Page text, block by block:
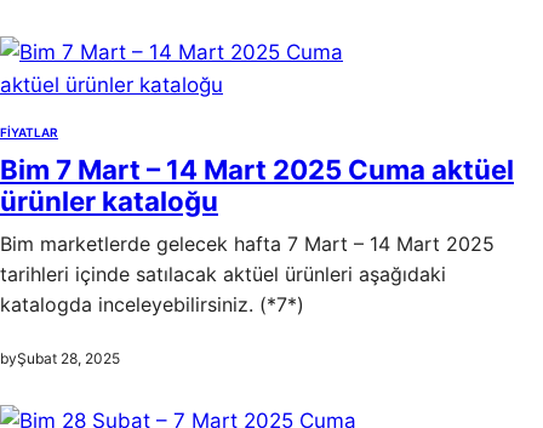
FIYATLAR
Bim 7 Mart – 14 Mart 2025 Cuma aktüel
ürünler kataloğu
Bim marketlerde gelecek hafta 7 Mart – 14 Mart 2025
tarihleri içinde satılacak aktüel ürünleri aşağıdaki
katalogda inceleyebilirsiniz. (*7*)
byŞubat 28, 2025